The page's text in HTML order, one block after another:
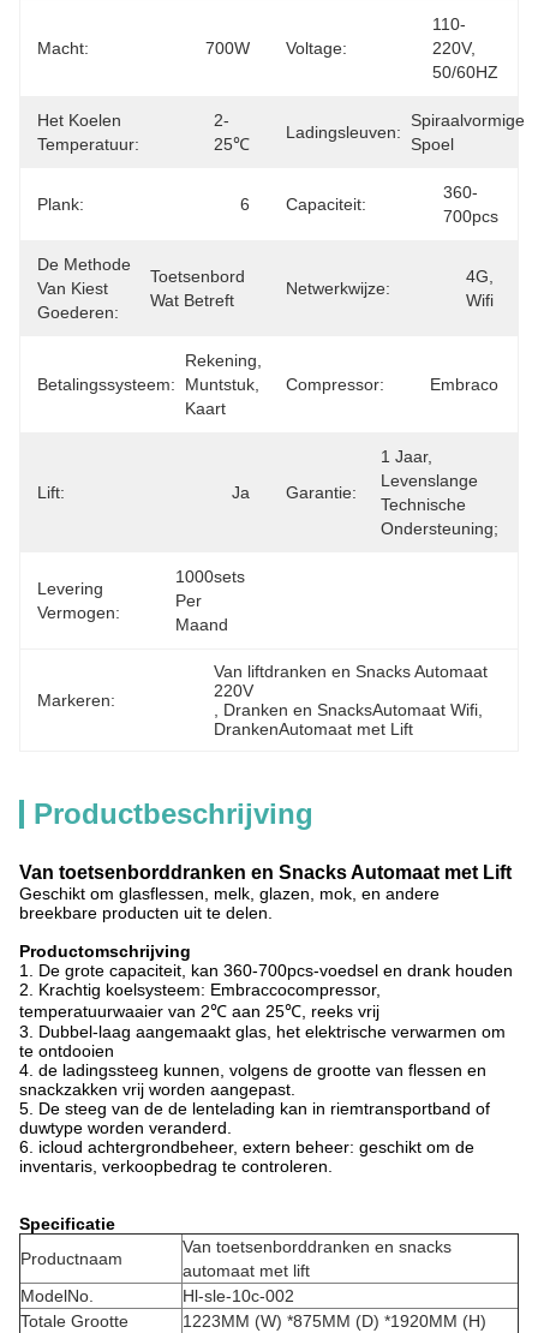
Macht: 700W Voltage:
110-
220V,
50/60HZ
Het Koelen
Temperatuur:
2-
25℃
Ladingsleuven:
Spiraalvormige
Spoel
Plank: 6 Capaciteit:
360-
700pcs
De Methode
Van Kiest
Goederen:
Toetsenbord
Wat Betreft
Netwerkwijze:
4G,
Wifi
Betalingssysteem:
Rekening,
Muntstuk,
Kaart
Compressor: Embraco
Lift: Ja Garantie:
1 Jaar,
Levenslange
Technische
Ondersteuning;
Levering
Vermogen:
1000sets
Per
Maand
Markeren:
Van liftdranken en Snacks Automaat
220V
Dranken en SnacksAutomaat Wifi
DrankenAutomaat met Lift
Productbeschrijving
Van toetsenborddranken en Snacks Automaat met Lift
Geschikt om glasflessen, melk, glazen, mok, en andere
breekbare producten uit te delen.
Productomschrijving
1. De grote capaciteit, kan 360-700pcs-voedsel en drank houden
2. Krachtig koelsysteem: Embraccocompressor,
temperatuurwaaier van 2℃ aan 25℃, reeks vrij
3. Dubbel-laag aangemaakt glas, het elektrische verwarmen om
te ontdooien
4. de ladingssteeg kunnen, volgens de grootte van flessen en
snackzakken vrij worden aangepast.
5. De steeg van de de lentelading kan in riemtransportband of
duwtype worden veranderd.
6. icloud achtergrondbeheer, extern beheer: geschikt om de
inventaris, verkoopbedrag te controleren.
Specificatie
Productnaam
Van toetsenborddranken en snacks
automaat met lift
ModelNo.
Hl-sle-10c-002
Totale Grootte
1223MM (W) *875MM (D) *1920MM (H)